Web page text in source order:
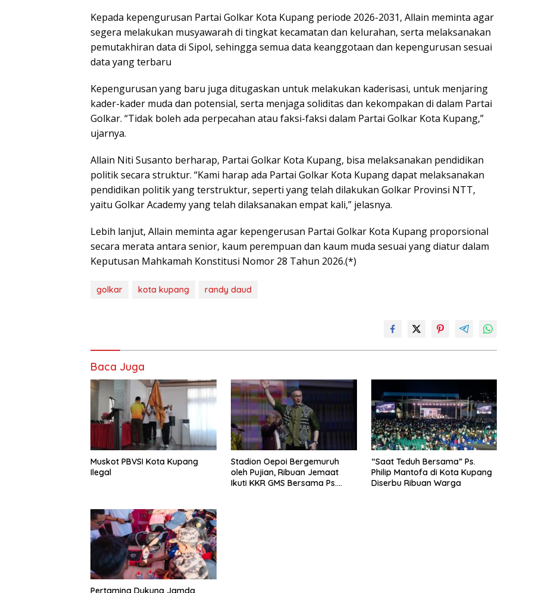
Kepada kepengurusan Partai Golkar Kota Kupang periode 2026-2031, Allain meminta agar
segera melakukan musyawarah di tingkat kecamatan dan kelurahan, serta melaksanakan
pemutakhiran data di Sipol, sehingga semua data keanggotaan dan kepengurusan sesuai
data yang terbaru
Kepengurusan yang baru juga ditugaskan untuk melakukan kaderisasi, untuk menjaring
kader-kader muda dan potensial, serta menjaga soliditas dan kekompakan di dalam Partai
Golkar. “Tidak boleh ada perpecahan atau faksi-faksi dalam Partai Golkar Kota Kupang,”
ujarnya.
Allain Niti Susanto berharap, Partai Golkar Kota Kupang, bisa melaksanakan pendidikan
politik secara struktur. “Kami harap ada Partai Golkar Kota Kupang dapat melaksanakan
pendidikan politik yang terstruktur, seperti yang telah dilakukan Golkar Provinsi NTT,
yaitu Golkar Academy yang telah dilaksanakan empat kali,” jelasnya.
Lebih lanjut, Allain meminta agar kepengerusan Partai Golkar Kota Kupang proporsional
secara merata antara senior, kaum perempuan dan kaum muda sesuai yang diatur dalam
Keputusan Mahkamah Konstitusi Nomor 28 Tahun 2026.(*)
golkar kota kupang randy daud
Baca Juga
Muskot PBVSI Kota Kupang
Ilegal
Stadion Oepoi Bergemuruh
oleh Pujian, Ribuan Jemaat
Ikuti KKR GMS Bersama Ps.
“Saat Teduh Bersama” Ps.
Philip Mantofa di Kota Kupang
Diserbu Ribuan Warga
Pertamina Dukung Jamda